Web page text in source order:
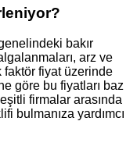
bakır
arz ve
faktör fiyat üzerinde
göre bu fiyatları baz
firmalar arasında
bulmanıza yardımcı